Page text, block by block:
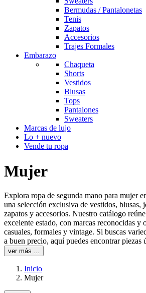
Bermudas / Pantalonetas
Tenis
Zapatos
Accesorios
Trajes Formales
Embarazo
Chaqueta
Shorts
Vestidos
Blusas
Tops
Pantalones
Sweaters
Marcas de lujo
Lo + nuevo
Vende tu ropa
Mujer
Explora ropa de segunda mano para mujer
una selección exclusiva de vestidos, blusas,
zapatos y accesorios. Nuestro catálogo
excelente estado, con marcas reconocidas y
casuales, formales y vintage. Si buscas
a buen precio, aquí puedes encontrar piezas
ver más ...
Inicio
Mujer